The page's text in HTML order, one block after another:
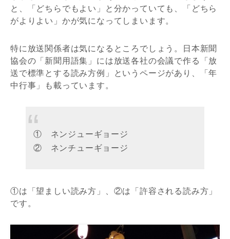
と、「どちらでもよい」と分かっていても、「どちら
がよりよい」かが気になってしまいます。
特に放送関係者は気になるところでしょう。日本新聞
協会の「新聞用語集」には放送各社の会議で作る「放
送で標準とする読み方例」というページがあり、「年
中行事」も載っています。
① ネンジューギョージ
② ネンチューギョージ
①は「望ましい読み方」、②は「許容される読み方」
です。